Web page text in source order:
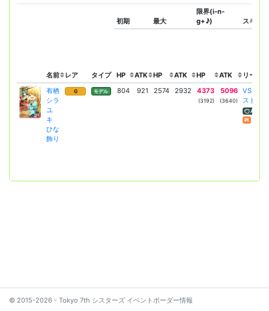
名前 レア タイプ
初期 最大
限界(i-n-
g+♪)
スキル
HP ATK HP ATK HP ATK
リーダ
有栖
シラ
ユ
キ
ひな
飾り
G モデル 804 921 2574 2932 4373
(3192)
5096
(3640)
VSSケミ
ストリー
ATK減
Pl
© 2015-2026 - Tokyo 7th シスターズ イベントボーダー情報